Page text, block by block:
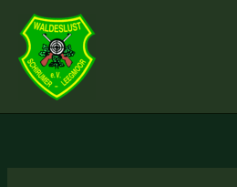
Inhalt
springen